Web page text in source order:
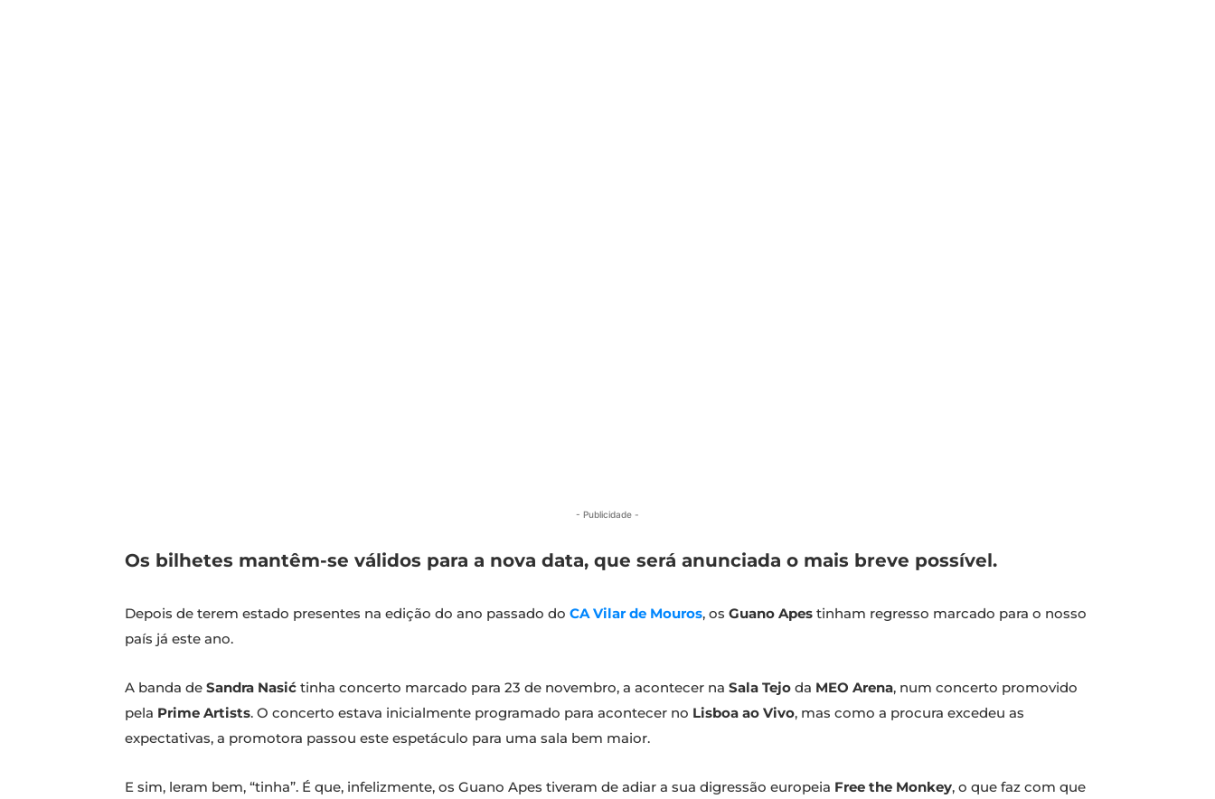
- Publicidade -
Os bilhetes mantêm-se válidos para a nova data, que será anunciada o mais breve possível.
Depois de terem estado presentes na edição do ano passado do CA Vilar de Mouros, os Guano Apes tinham regresso marcado para o nosso
país já este ano.
A banda de Sandra Nasić tinha concerto marcado para 23 de novembro, a acontecer na Sala Tejo da MEO Arena, num concerto promovido
pela Prime Artists. O concerto estava inicialmente programado para acontecer no Lisboa ao Vivo, mas como a procura excedeu as
expectativas, a promotora passou este espetáculo para uma sala bem maior.
E sim, leram bem, “tinha”. É que, infelizmente, os Guano Apes tiveram de adiar a sua digressão europeia Free the Monkey, o que faz com que